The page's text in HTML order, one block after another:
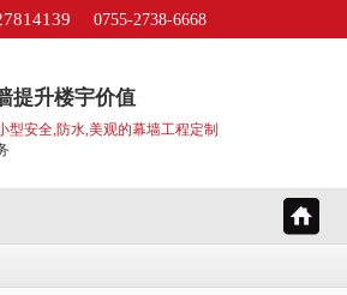
0755-2738-6668
提升楼宇价值
型安全,防水,美观的幕墙工程定制